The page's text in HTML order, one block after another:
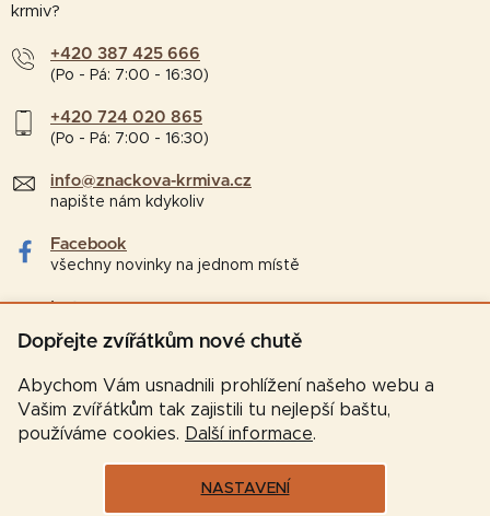
Dopřejte zvířátkům nové chutě
Abychom Vám usnadnili prohlížení našeho webu a
Vašim zvířátkům tak zajistili tu nejlepší baštu,
používáme cookies. Další informace.
NASTAVENÍ
krmiv?
+420 387 425 666
(Po - Pá: 7:00 - 16:30)
+420 724 020 865
(Po - Pá: 7:00 - 16:30)
info@znackova-krmiva.cz
napište nám kdykoliv
Facebook
všechny novinky na jednom místě
Instagram
tipy a zajímavosti pro chovatele